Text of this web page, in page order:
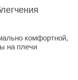
комфортной,
на плечи